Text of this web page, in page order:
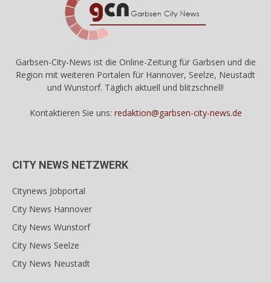
Garbsen-City-News ist die Online-Zeitung für Garbsen und die
Region mit weiteren Portalen für Hannover, Seelze, Neustadt
und Wunstorf. Täglich aktuell und blitzschnell!
Kontaktieren Sie uns: redaktion@garbsen-city-news.de
CITY NEWS NETZWERK
Citynews Jobportal
City News Hannover
City News Wunstorf
City News Seelze
City News Neustadt